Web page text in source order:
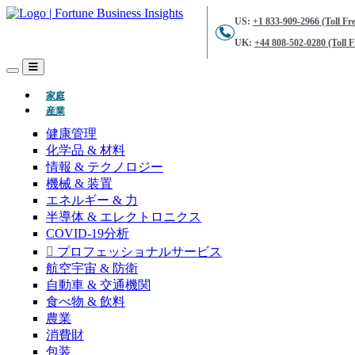
US: +1 833-909-2966 (Toll
UK: +44 808-502-0280 (Toll
家庭(現在)
産業
健康管理
化学品 & 材料
情報 & テクノロジー
機械 & 装置
エネルギー & 力
半導体 & エレクトロニクス
COVID-19分析
プロフェッショナルサービス
航空宇宙 & 防衛
自動車 & 交通機関
食べ物 & 飲料
農業
消費財
包装